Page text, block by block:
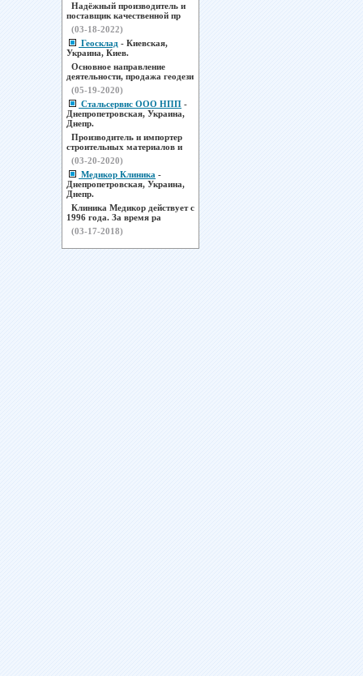
Надёжный производитель и
поставщик качественной пр
(03-18-2022)
Геосклад - Киевская,
Украина, Киев.
Основное направление
деятельности, продажа геодези
(05-19-2020)
Стальсервис ООО НПП -
Днепропетровская, Украина,
Днепр.
Производитель и импортер
строительных материалов и
(03-20-2020)
Медикор Клиника -
Днепропетровская, Украина,
Днепр.
Клиника Медикор действует с
1996 года. За время ра
(03-17-2018)